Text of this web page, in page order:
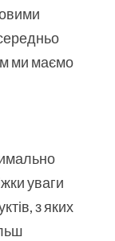
ми маємо
уваги
з яких